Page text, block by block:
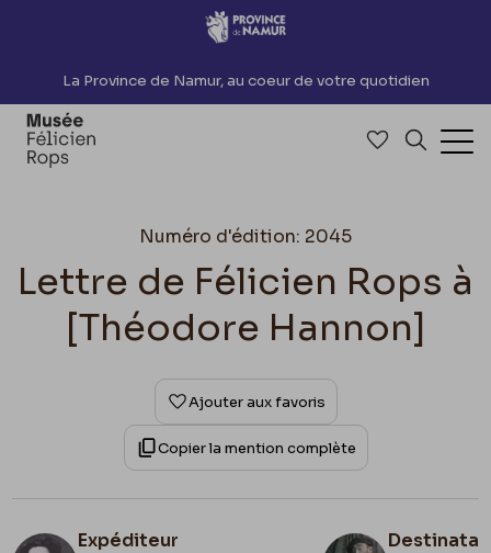
Accèder directement au contenu
La Province de Namur, au coeur de votre quotidien
Accéder à
Numéro d'édition: 2045
Lettre de Félicien Rops à
[Théodore Hannon]
Ajouter aux favoris
Copier la mention complète
Expéditeur